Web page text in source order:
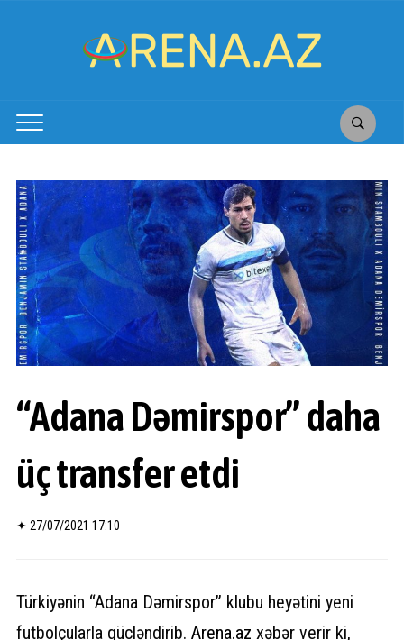
“Adana Dəmirspor” daha
üç transfer etdi
✦ 27/07/2021 17:10
Türkiyənin “Adana Dəmirspor” klubu heyətini yeni
futbolçularla gücləndirib. Arena.az xəbər verir ki,